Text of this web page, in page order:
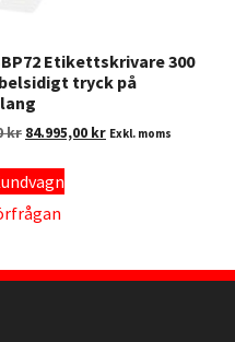
Etikettskrivare 300
tryck på
kr 84.995,00 kr Exkl. moms